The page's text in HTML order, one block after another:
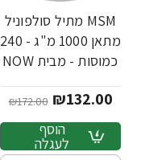
MSM מתיל סולפוניל
מתאן 1000 מ"ג - 240
כמוסות - מבית NOW
₪132.00
₪172.00
הוסף
לעגלה